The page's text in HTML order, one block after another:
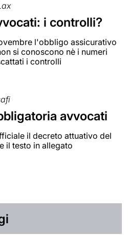
i controlli?
l'obbligo assicurativo
si conoscono nè i numeri
i controlli
avvocati
il decreto attuativo del
il testo in allegato